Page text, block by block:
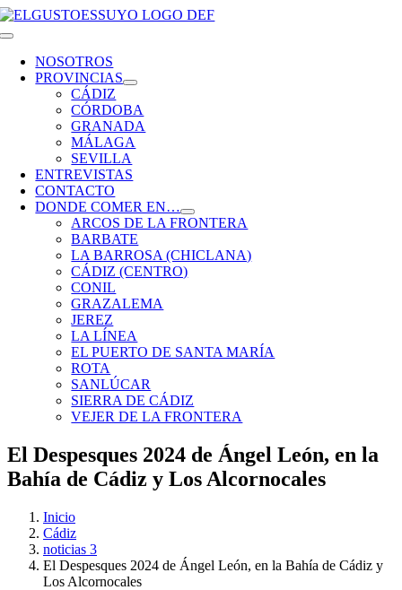
Saltar
al
Toggle
NavigationNOSOTROS
PROVINCIAS
CÁDIZ
CÓRDOBA
GRANADA
MÁLAGA
SEVILLA
ENTREVISTAS
CONTACTO
DONDE COMER EN…
ARCOS DE LA FRONTERA
BARBATE
LA BARROSA (CHICLANA)
CÁDIZ (CENTRO)
CONIL
GRAZALEMA
JEREZ
LA LÍNEA
EL PUERTO DE SANTA MARÍA
ROTA
SANLÚCAR
SIERRA DE CÁDIZ
VEJER DE LA FRONTERA
El Despesques 2024 de Ángel León, en la
Bahía de Cádiz y Los Alcornocales
Inicio
Cádiz
noticias 3
El Despesques 2024 de Ángel León, en la Bahía de Cádiz y
Los Alcornocales